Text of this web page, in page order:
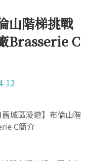
山階梯挑戰
Brasserie C
12
舊城區漫遊】布倫山階
C簡介